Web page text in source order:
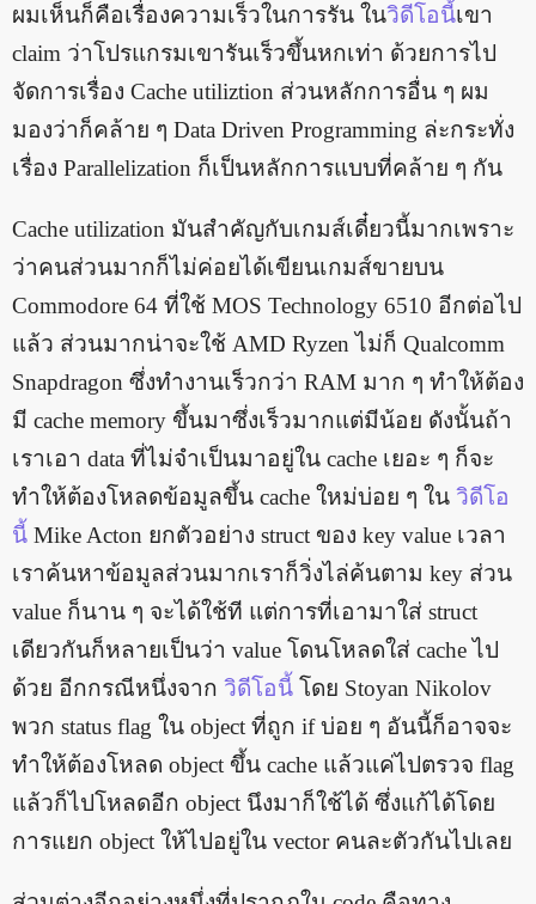
ผมเห็นก็คือเรื่องความเร็วในการรัน ในวิดีโอนี้เขา
claim ว่าโปรแกรมเขารันเร็วขึ้นหกเท่า ด้วยการไป
จัดการเรื่อง Cache utiliztion ส่วนหลักการอื่น ๆ ผม
มองว่าก็คล้าย ๆ Data Driven Programming ล่ะกระทั่ง
เรื่อง Parallelization ก็เป็นหลักการแบบที่คล้าย ๆ กัน
Cache utilization มันสำคัญกับเกมส์เดี๋ยวนี้มากเพราะ
ว่าคนส่วนมากก็ไม่ค่อยได้เขียนเกมส์ขายบน
Commodore 64 ที่ใช้ MOS Technology 6510 อีกต่อไป
แล้ว ส่วนมากน่าจะใช้ AMD Ryzen ไม่ก็ Qualcomm
Snapdragon ซึ่งทำงานเร็วกว่า RAM มาก ๆ ทำให้ต้อง
มี cache memory ขึ้นมาซึ่งเร็วมากแต่มีน้อย ดังนั้นถ้า
เราเอา data ที่ไม่จำเป็นมาอยู่ใน cache เยอะ ๆ ก็จะ
ทำให้ต้องโหลดข้อมูลขึ้น cache ใหม่บ่อย ๆ ใน วิดีโอ
นี้Mike Acton ยกตัวอย่าง struct ของ key value เวลา
เราค้นหาข้อมูลส่วนมากเราก็วิ่งไล่ค้นตาม key ส่วน
value ก็นาน ๆ จะได้ใช้ที แต่การที่เอามาใส่ struct
เดียวกันก็หลายเป็นว่า value โดนโหลดใส่ cache ไป
ด้วย อีกกรณีหนึ่งจาก วิดีโอนี้โดย Stoyan Nikolov
พวก status flag ใน object ที่ถูก if บ่อย ๆ อันนี้ก็อาจจะ
ทำให้ต้องโหลด object ขึ้น cache แล้วแค่ไปตรวจ flag
แล้วก็ไปโหลดอีก object นึงมาก็ใช้ได้ ซึ่งแก้ได้โดย
การแยก object ให้ไปอยู่ใน vector คนละตัวกันไปเลย